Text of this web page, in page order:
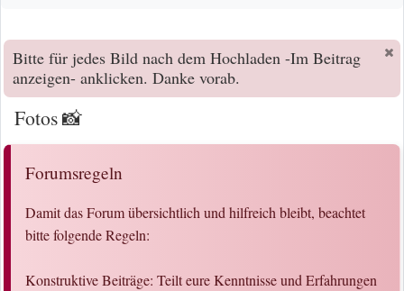
Bitte für jedes Bild nach dem Hochladen -Im Beitrag
anzeigen- anklicken. Danke vorab.
Fotos 📸
Forumsregeln
Damit das Forum übersichtlich und hilfreich bleibt, beachtet
bitte folgende Regeln:
Konstruktive Beiträge: Teilt eure Kenntnisse und Erfahrungen